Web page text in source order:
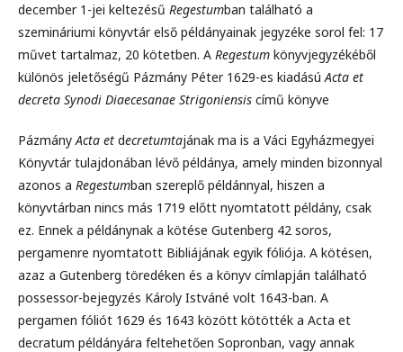
december 1-jei keltezésű Regestumban található a
szemináriumi könyvtár első példányainak jegyzéke sorol fel: 17
művet tartalmaz, 20 kötetben. A Regestum könyvjegyzékéből
különös jeletőségű Pázmány Péter 1629-es kiadásúActa et
decreta Synodi Diaecesanae Strigoniensis című könyve
PázmányActa et decretumtajának ma is a Váci Egyházmegyei
Könyvtár tulajdonában lévő példánya, amely minden bizonnyal
azonos a Regestumban szereplő példánnyal, hiszen a
könyvtárban nincs más 1719 előtt nyomtatott példány, csak
ez. Ennek a példánynak a kötése Gutenberg 42 soros,
pergamenre nyomtatott Bibliájának egyik fóliója. A kötésen,
azaz a Gutenberg töredéken és a könyv címlapján található
possessor-bejegyzés Károly Istváné volt 1643-ban. A
pergamen fóliót 1629 és 1643 között kötötték a Acta et
decratum példányára feltehetően Sopronban, vagy annak